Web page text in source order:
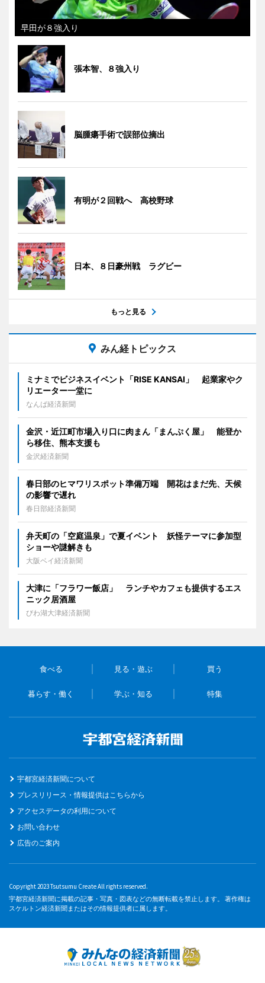
早田が８強入り
張本智、８強入り
脳腫瘍手術で誤部位摘出
有明が２回戦へ 高校野球
日本、８日豪州戦 ラグビー
もっと見る
みん経トピックス
ミナミでビジネスイベント「RISE KANSAI」 起業家やク
リエーター一堂に
なんば経済新聞
金沢・近江町市場入り口に肉まん「まんぷく屋」 能登か
ら移住、熊本支援も
金沢経済新聞
春日部のヒマワリスポット準備万端 開花はまだ先、天候
の影響で遅れ
春日部経済新聞
弁天町の「空庭温泉」で夏イベント 妖怪テーマに参加型
ショーや謎解きも
大阪ベイ経済新聞
大津に「フラワー飯店」 ランチやカフェも提供するエス
ニック居酒屋
びわ湖大津経済新聞
食べる 見る・遊ぶ 買う
暮らす・働く 学ぶ・知る 特集
宇都宮経済新聞について
プレスリリース・情報提供はこちらから
アクセスデータの利用について
お問い合わせ
広告のご案内
Copyright 2023 Tsutsumu Create All rights reserved.
宇都宮経済新聞に掲載の記事・写真・図表などの無断転載を禁止します。 著作権は
スケルトン経済新聞またはその情報提供者に属します。